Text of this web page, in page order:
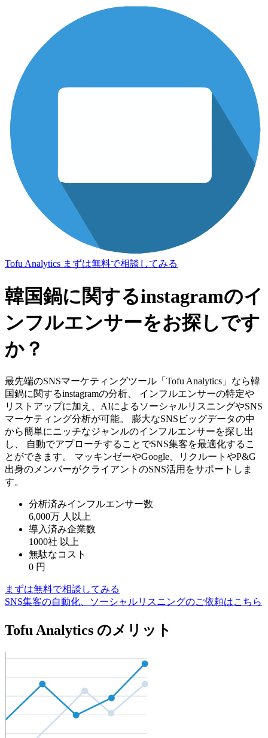
Tofu Analytics まずは無料で相談してみる
韓国鍋に関するinstagramのイ
ンフルエンサーをお探しです
か？
最先端のSNSマーケティングツール「Tofu Analytics」なら韓
国鍋に関するinstagramの分析、 インフルエンサーの特定や
リストアップに加え、AIによるソーシャルリスニングやSNS
マーケティング分析が可能。 膨大なSNSビッグデータの中
から簡単にニッチなジャンルのインフルエンサーを探し出
し、 自動でアプローチすることでSNS集客を最適化するこ
とができます。 マッキンゼーやGoogle、リクルートやP&G
出身のメンバーがクライアントのSNS活用をサポートしま
す。
分析済みインフルエンサー数
6,000万 人以上
導入済み企業数
1000社 以上
無駄なコスト
0 円
まずは無料で相談してみる
SNS集客の自動化、ソーシャルリスニングのご依頼はこちら
Tofu Analytics のメリット